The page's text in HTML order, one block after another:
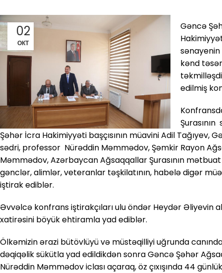
02
ОКТ
Gəncə
sənayenin
kənd
edilmiş
Şəhər İcra Hakimiyyəti başçısının müavini Adil Tağıyev,
sədri, professor Nürəddin Məmmədov, Şəmkir Rayon
Məmmədov, Azərbaycan Ağsaqqallar Şurasının
gənclər, alimlər, veteranlar təşkilatının, habelə digər
iştirak ediblər.
Əvvəlcə konfrans iştirakçıları ulu öndər Heydər Əliyevin
xatirəsini böyük ehtiramla yad ediblər.
Ölkəmizin ərazi bütövlüyü və müstəqilliyi uğrunda
dəqiqəlik sükütla yad edildikdən sonra Gəncə Şəhər
Nürəddin Məmmədov iclası açaraq, öz çıxışında 44